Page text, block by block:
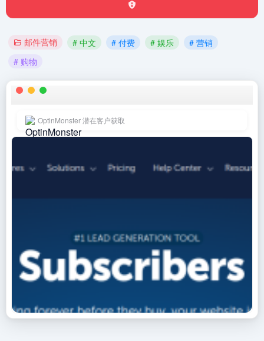
邮件营销 # 中文 # 付费 # 娱乐
# 营销
# 购物
OptinMonster 潜在客户获取